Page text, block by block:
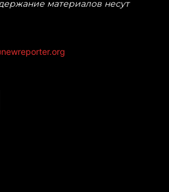
материалов несут